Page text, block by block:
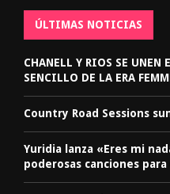
ÚLTIMAS NOTICIAS
CHANELL Y RIOS SE UNEN
SENCILLO DE LA ERA
Country Road Sessions
Yuridia lanza «Eres mi
poderosas canciones